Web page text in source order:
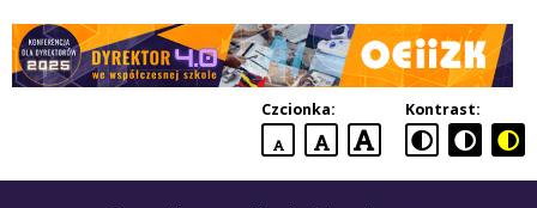
Dyrektor
Czcionka:
domyślnawiększa
czcionka
największa
Kontrast: